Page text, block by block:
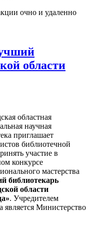
очно и удаленно
области
областная
научная
приглашает
библиотечной
участие в
конкурсе
мастерства
библиотекарь
области
. Учредителем
является Министерство